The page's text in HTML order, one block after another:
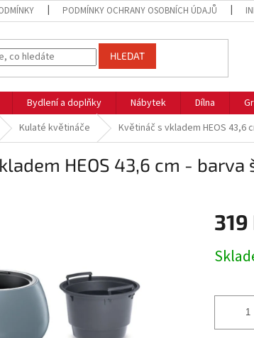
PODMÍNKY OCHRANY OSOBNÍCH ÚDAJŮ
HLEDAT
Bydlení a doplňky Nábytek Dílna
Kulaté květináče Květináč s vkladem HEOS 43,6
HEOS 43,6 cm - barva
319
cena: